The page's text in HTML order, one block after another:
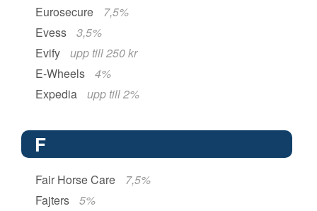
Eurosecure
7,5%
Evess
3,5%
Evify
upp till 250 kr
E-Wheels
4%
Expedia
upp till 2%
F
Fair Horse Care
7,5%
Fajters
5%